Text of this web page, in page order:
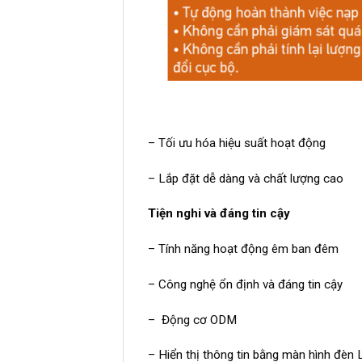
– Tối ưu hóa hiệu suất hoạt động
– Lắp đặt dễ dàng và chất lượng cao
Tiện nghi và đáng tin cậy
– Tính năng hoạt động êm ban đêm
– Công nghệ ổn định và đáng tin cậy
– Động cơ ODM
– Hiển thị thông tin bằng màn hình đèn